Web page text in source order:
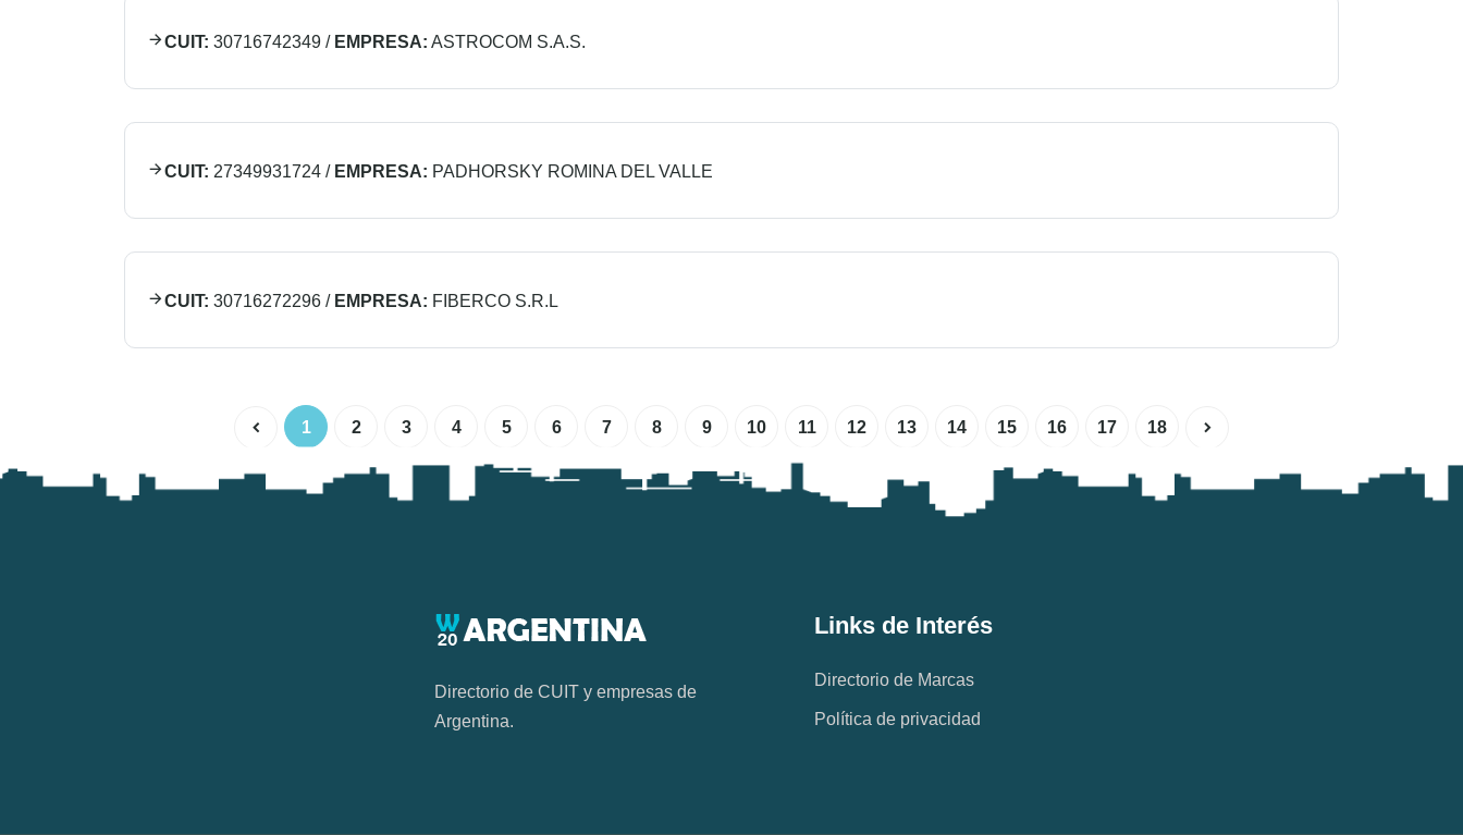
CUIT: 30716742349 / EMPRESA: ASTROCOM S.A.S.
CUIT: 27349931724 / EMPRESA: PADHORSKY ROMINA DEL VALLE
CUIT: 30716272296 / EMPRESA: FIBERCO S.R.L
1 2 3 4 5 6 7 8 9 10 11 12 13 14 15 16 17 18
Directorio de CUIT y empresas de
Argentina.
Links de Interés
Directorio de Marcas
Política de privacidad